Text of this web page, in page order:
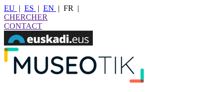
EU | ES | EN | FR
|
CHERCHER
CONTACT